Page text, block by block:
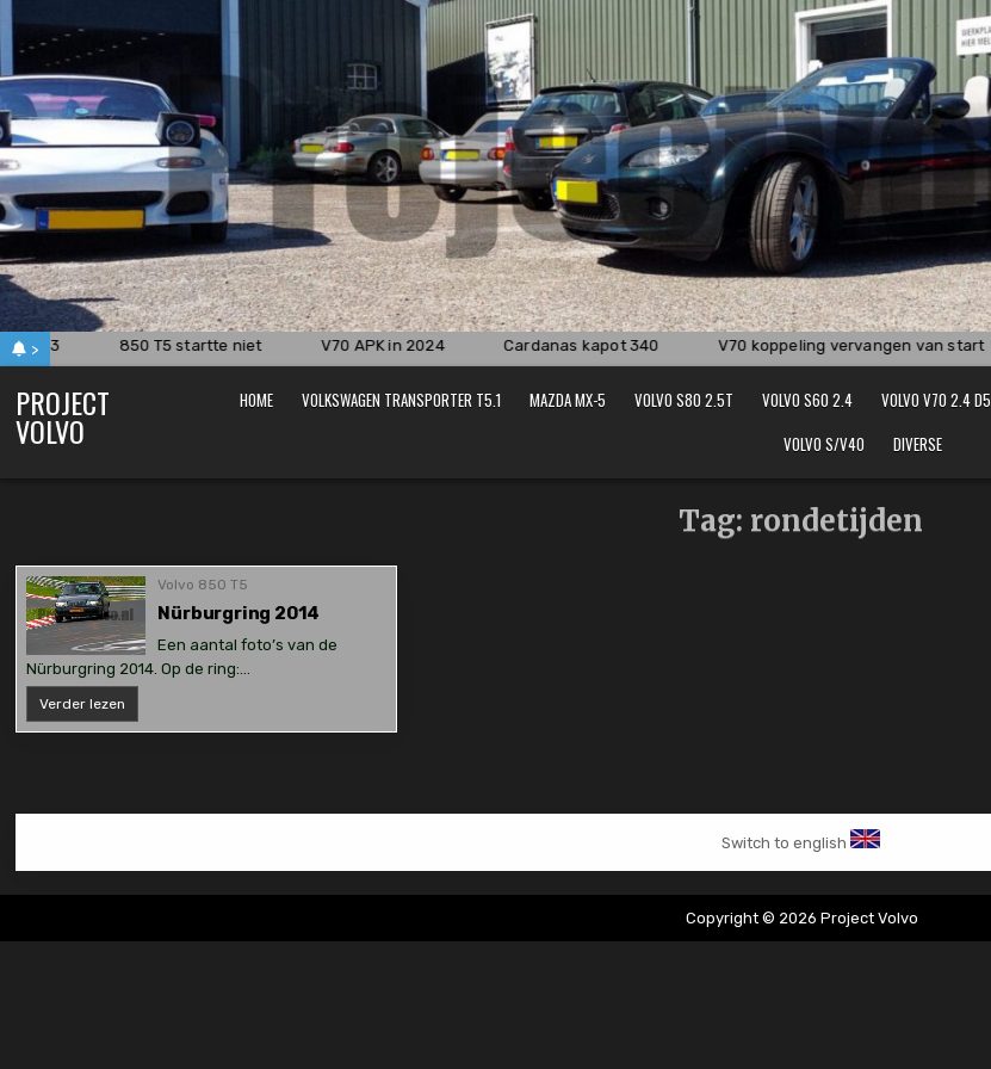
content
>
3 850 T5 startte niet V70 APK in 2024 Cardanas kapot 340 V70 koppeling vervangen van start
PROJECT
VOLVO
HOME VOLKSWAGEN TRANSPORTER T5.1 MAZDA MX-5 VOLVO S80 2.5T VOLVO S60 2.4 VOLVO V70 2.4 D5
VOLVO S/V40
DIVERSE
Tag: rondetijden
Volvo 850 T5
Nürburgring 2014
Een aantal foto’s van de
Nürburgring 2014. Op de ring:…
Verder lezen
2014
Switch to english
Copyright © 2026 Project Volvo